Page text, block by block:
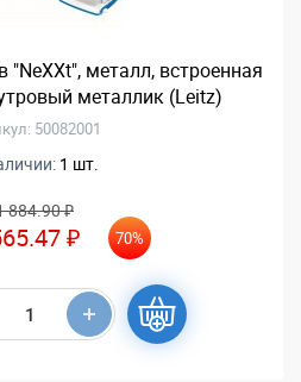
металл, встроенная
металлик (Leitz)
50082001
1 шт.
884.90 ₽
₽ 70%